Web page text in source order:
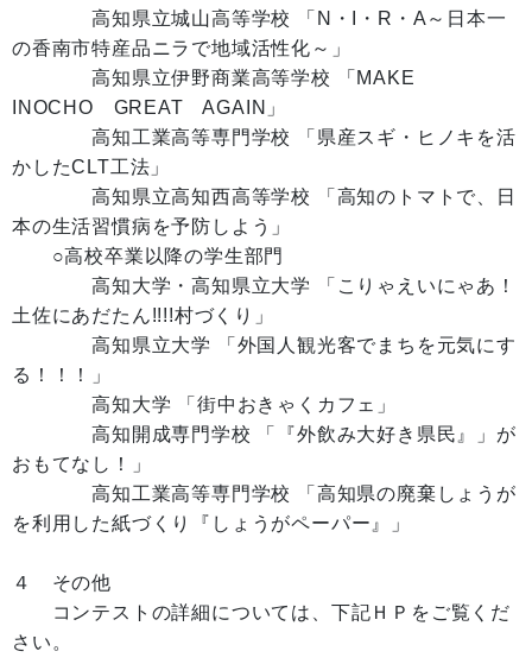
高知県立城山高等学校 「N・I・R・A～日本一
の香南市特産品ニラで地域活性化～」
高知県立伊野商業高等学校 「MAKE
INOCHO GREAT AGAIN」
高知工業高等専門学校 「県産スギ・ヒノキを活
かしたCLT工法」
高知県立高知西高等学校 「高知のトマトで、日
本の生活習慣病を予防しよう」
○高校卒業以降の学生部門
高知大学・高知県立大学 「こりゃえいにゃあ！
土佐にあだたん!!!!村づくり」
高知県立大学 「外国人観光客でまちを元気にす
る！！！」
高知大学 「街中おきゃくカフェ」
高知開成専門学校 「『外飲み大好き県民』」が
おもてなし！」
高知工業高等専門学校 「高知県の廃棄しょうが
を利用した紙づくり『しょうがペーパー』」
４ その他
コンテストの詳細については、下記ＨＰをご覧くだ
さい。